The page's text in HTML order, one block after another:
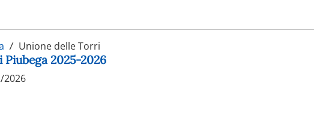
Unione delle Torri
Piubega 2025-2026
2026